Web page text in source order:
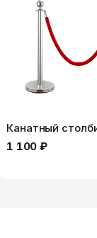
Канатный
1 100 ₽